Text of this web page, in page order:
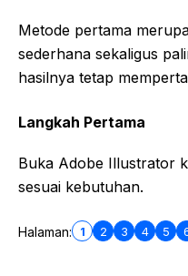
Metode pertama
sederhana sekaligus
hasilnya tetap
Langkah Pertama
Buka Adobe Illustrator
sesuai kebutuhan.
Halaman: 1 2 3 4 5